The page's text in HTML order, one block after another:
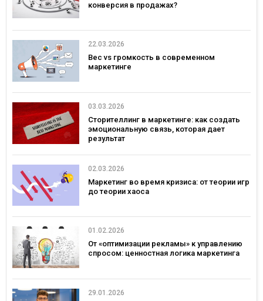
конверсия в продажах?
22.03.2026
Вес vs громкость в современном
маркетинге
03.03.2026
Сторителлинг в маркетинге: как создать
эмоциональную связь, которая дает
результат
02.03.2026
Маркетинг во время кризиса: от теории игр
до теории хаоса
01.02.2026
От «оптимизации рекламы» к управлению
спросом: ценностная логика маркетинга
29.01.2026